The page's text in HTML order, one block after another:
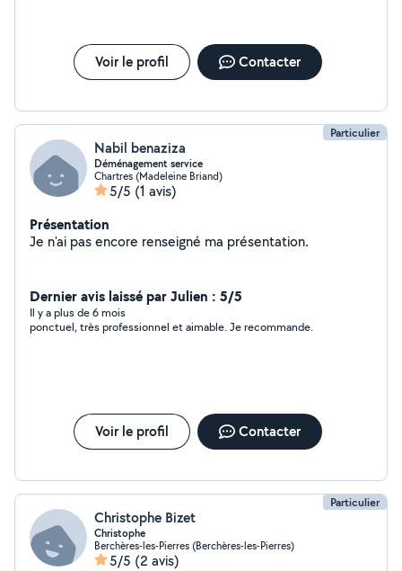
Voir le profil Contacter
Particulier
Nabil benaziza
Déménagement service
Chartres (Madeleine Briand)
5/5 (1 avis)
Présentation
Je n'ai pas encore renseigné ma présentation.
Dernier avis laissé par Julien : 5/5
Il y a plus de 6 mois
ponctuel, très professionnel et aimable. Je recommande.
Voir le profil Contacter
Particulier
Christophe Bizet
Christophe
Berchères-les-Pierres (Berchères-les-Pierres)
5/5 (2 avis)